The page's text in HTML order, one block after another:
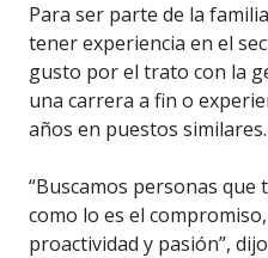
Para ser parte de la
tener experiencia en el
gusto por el trato con la
una carrera a fin o
años en puestos similares.
“Buscamos personas
como lo es el
proactividad y pasión”,